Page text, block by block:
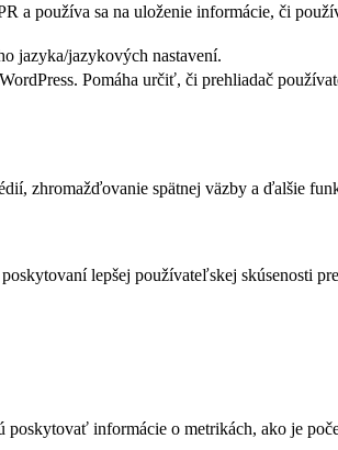
a používa sa na uloženie informácie, či
jazyka/jazykových nastavení.
Pomáha určiť, či prehliadač
zhromažďovanie spätnej väzby a ďalšie
lepšej používateľskej skúsenosti
informácie o metrikách, ako je